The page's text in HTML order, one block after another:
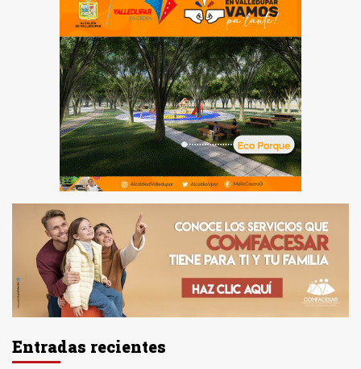
Entradas recientes